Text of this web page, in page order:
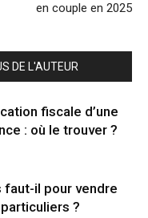
en couple en 2025
DE L'AUTEUR
fiscale d’une
: où le trouver ?
faut-il pour vendre
?